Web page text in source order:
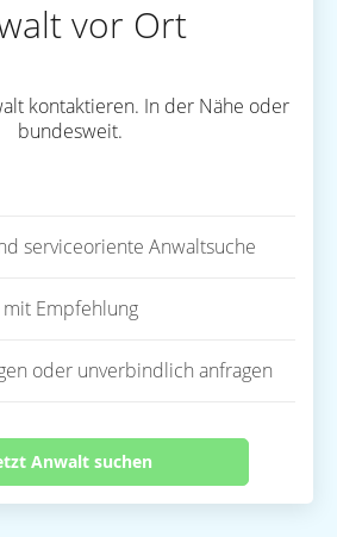
vor Ort
kontaktieren. In der Nähe oder
bundesweit.
serviceoriente Anwaltsuche
mit Empfehlung
oder unverbindlich anfragen
Anwalt suchen